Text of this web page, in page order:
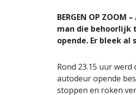
BERGEN OP
man die behoorlijk
opende. Er bleek al
Rond 23.15 uur
autodeur opende
stoppen en roken